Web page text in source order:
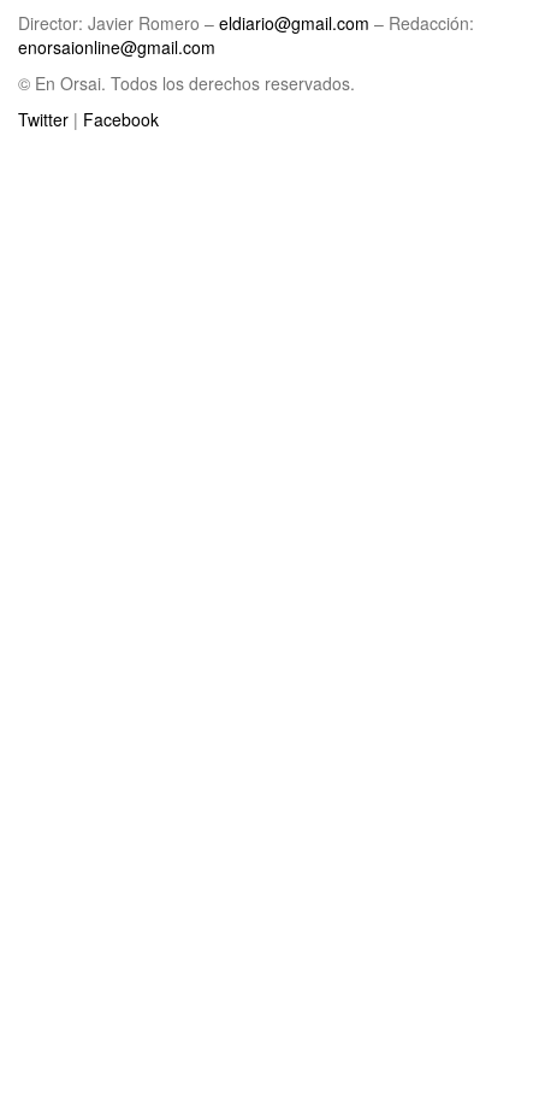
Director: Javier Romero – eldiario@gmail.com – Redacción:
enorsaionline@gmail.com
© En Orsai. Todos los derechos reservados.
Twitter | Facebook